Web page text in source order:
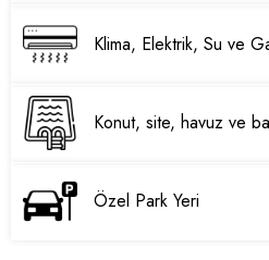
Klima, Elektrik, Su ve
Konut, site, havuz ve
Özel Park Yeri